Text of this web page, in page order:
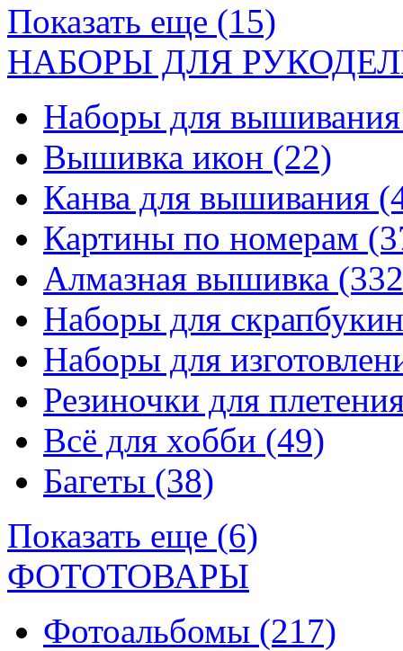
Показать еще (15)
НАБОРЫ ДЛЯ
Наборы для
Вышивка икон (22)
Канва для вышивания
Картины по номерам
Алмазная вышивка
Наборы для
Наборы для
Резиночки для
Всё для хобби (49)
Багеты (38)
Показать еще (6)
ФОТОТОВАРЫ
Фотоальбомы (217)